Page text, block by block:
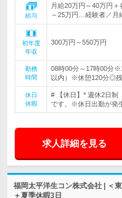
給与
月給20万円～40万円
～25万円…経験者／
初年度
年収
300万円～550万円
勤務
時間
08時00分～17時00分
以内）※休憩120分◎
休日
休暇
# 【休日】* 週休2日
です。※休日出勤が発
求人詳細を見る
福岡太平洋生コン株式会社 | ＜
＋夏季休暇3日